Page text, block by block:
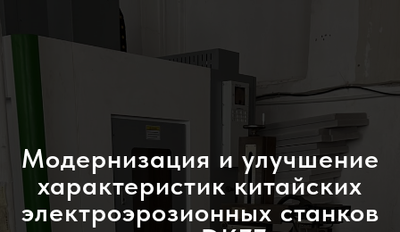
Модернизация и улучшение
характеристик китайских
электроэрозионных станков